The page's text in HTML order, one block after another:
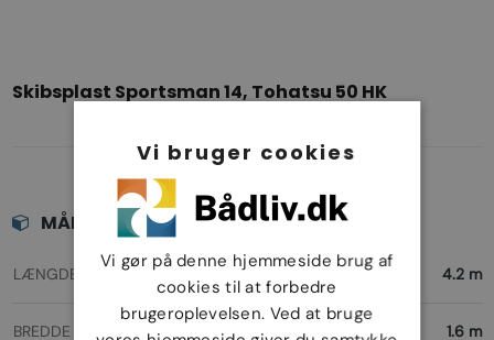
Skibsplast Sportsman 14, Tohatsu 50 HK
MÅL
LÆNGDE 4.2 m
BREDDE 1.6 m
Vi bruger cookies
Vi gør på denne hjemmeside brug af
cookies til at forbedre
brugeroplevelsen. Ved at bruge